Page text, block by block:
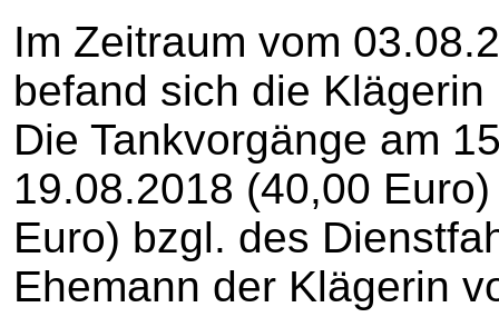
Im Zeitraum vom
befand sich die
Die Tankvorgänge am
19.08.2018 (40,00
Euro) bzgl. des
Ehemann der Klägerin